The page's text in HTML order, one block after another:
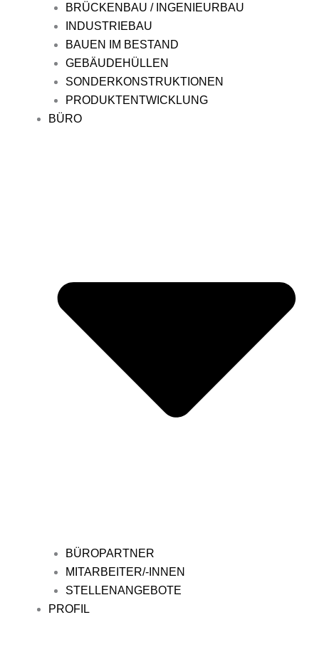
BRÜCKENBAU / INGENIEURBAU
INDUSTRIEBAU
BAUEN IM BESTAND
GEBÄUDEHÜLLEN
SONDERKONSTRUKTIONEN
PRODUKTENTWICKLUNG
BÜRO
BÜROPARTNER
MITARBEITER/-INNEN
STELLENANGEBOTE
PROFIL